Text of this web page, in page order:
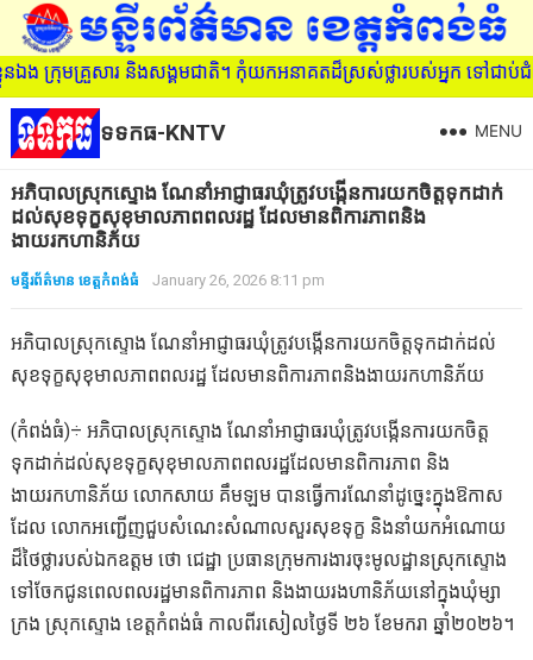
រួសារ និងសង្គមជាតិ។ កុំយកអនាគតដ៏ស្រស់ថ្លារបស់អ្នក ទៅជាប់ជំ
ទទកធ-KNTV MENU
អភិបាលស្រុកស្ទោង ណែនាំអាជ្ញាធរឃុំត្រូវបង្កើនការយកចិត្តទុកដាក់
ដល់សុខទុក្ខសុខុមាលភាពពលរដ្ឋ ដែលមានពិការភាពនិង
ងាយរកហានិភ័យ
មន្ទីរព័ត៌មាន ខេត្តកំពង់ធំ January 26, 2026 8:11 pm
អភិបាលស្រុកស្ទោង ណែនាំអាជ្ញាធរឃុំត្រូវបង្កើនការយកចិត្តទុកដាក់ដល់
សុខទុក្ខសុខុមាលភាពពលរដ្ឋ ដែលមានពិការភាពនិងងាយរកហានិភ័យ
(កំពង់ធំ)÷ អភិបាលស្រុកស្ទោង ណែនាំអាជ្ញាធរឃុំត្រូវបង្កើនការយកចិត្ត
ទុកដាក់ដល់សុខទុក្ខសុខុមាលភាពពលរដ្ឋដែលមានពិការភាព និង
ងាយរកហានិភ័យ លោកសាយ គឹមឡម បានធ្វើការណែនាំដូច្នេះក្នុងឱកាស
ដែល លោកអញ្ជើញជួបសំណេះសំណាលសួរសុខទុក្ខ និងនាំយកអំណោយ
ដ៏ថៃថ្លារបស់ឯកឧត្តម ថោ ជេដ្ឋា ប្រធានក្រុមការងារចុះមូលដ្ឋានស្រុកស្ទោង
ទៅចែកជូនពេលពលរដ្ឋមានពិការភាព និងងាយរងហានិភ័យនៅក្នុងឃុំម្សា
ក្រង ស្រុកស្ទោង ខេត្តកំពង់ធំ កាលពីរសៀលថ្ងៃទី ២៦ ខែមករា ឆ្នាំ២០២៦។